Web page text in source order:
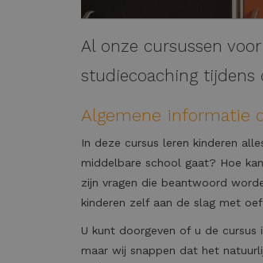
Al onze cursussen
studiecoaching tijdens
Algemene informatie
In deze cursus leren kinderen
middelbare school gaat? Hoe
zijn vragen die beantwoord
kinderen zelf aan de slag met
U kunt doorgeven of u de cursus
maar wij snappen dat het